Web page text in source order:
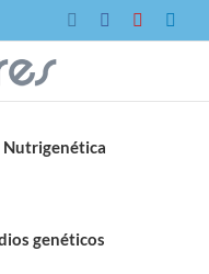
InstagramFacebookYouTube
Nutrigenética
genéticos